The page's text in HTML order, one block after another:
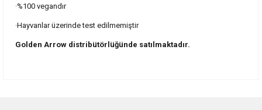
·%100 vegandır
·Hayvanlar üzerinde test edilmemiştir
Golden Arrow distribütörlüğünde satılmaktadır.